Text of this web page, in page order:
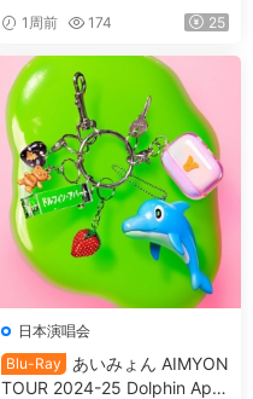
IVE 『17th THEATER』CD+B
D [2021.12.29] [BDISO 20.9
GB]
1周前 174 25
日本演唱会
Blu-Ray
あいみょん AIMYON
TOUR 2024-25 Dolphin Apar